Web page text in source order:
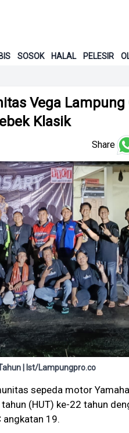
SOSOK HALAL PELESIR
Vega Lampung
Klasik
Share
| Ist/Lampungpro.co
sepeda motor
(HUT) ke-22 tahun
angkatan 19.